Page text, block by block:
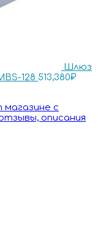
Шлюз
128 513,380₽